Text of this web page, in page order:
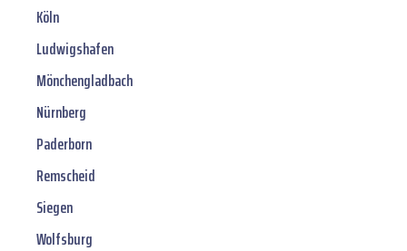
Köln
Ludwigshafen
Mönchengladbach
Nürnberg
Paderborn
Remscheid
Siegen
Wolfsburg